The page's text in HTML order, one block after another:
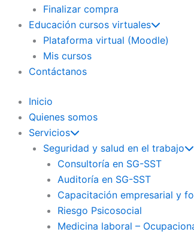
Finalizar compra
Educación cursos virtuales
Plataforma virtual (Moodle)
Mis cursos
Contáctanos
Inicio
Quienes somos
Servicios
Seguridad y salud en el trabajo
Consultoría en SG-SST
Auditoría en SG-SST
Capacitación empresarial y
Riesgo Psicosocial
Medicina laboral –